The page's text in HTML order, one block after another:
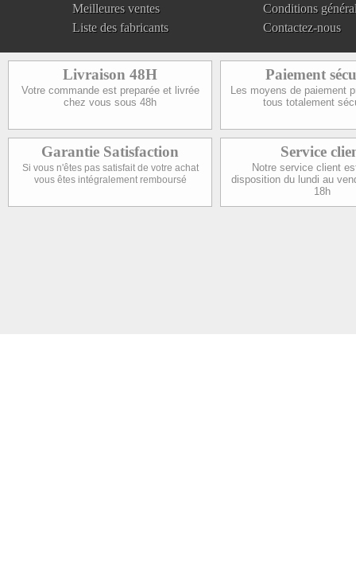
Meilleures ventes
Liste des fabricants
Conditions
Contactez-nous
Livraison 48H
Votre commande est preparée et livrée
chez vous sous 48h
Paiement
Les moyens de paiement
tous totalement
Garantie Satisfaction
Si vous n'êtes pas satisfait de votre achat
vous êtes intégralement remboursé
Service
Notre service client
disposition du lundi au
18h